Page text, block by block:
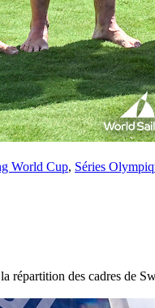
World Cup, Séries
répartition des cadres de